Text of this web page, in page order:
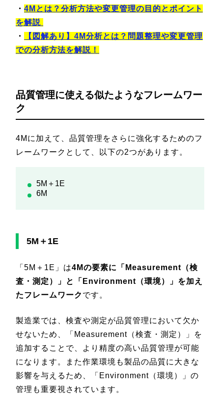
・ 4Mとは？分析方法や変更管理の目的とポイント
を解説
・
【図解あり】4M分析とは？問題整理や変更管理
での分析方法を解説！
品質管理に使える似たようなフレームワー
ク
4Mに加えて、品質管理をさらに強化するためのフ
レームワークとして、以下の2つがあります。
5M＋1E
6M
5M＋1E
「5M＋1E」は4Mの要素に「Measurement（検
査・測定）」と「Environment（環境）」を加え
たフレームワーク です。
製造業では、検査や測定が品質管理において欠か
せないため、「Measurement（検査・測定）」を
追加することで、より精度の高い品質管理が可能
になります。また作業環境も製品の品質に大きな
影響を与えるため、「Environment（環境）」の
管理も重要視されています。